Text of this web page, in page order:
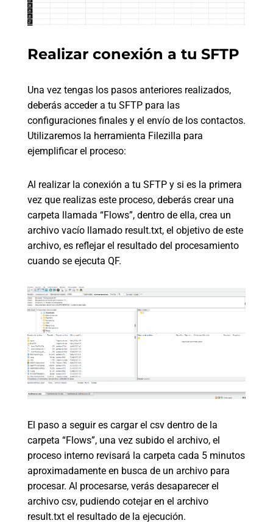
Realizar conexión a tu SFTP
Una vez tengas los pasos anteriores realizados,
deberás acceder a tu SFTP para las
configuraciones finales y el envío de los contactos.
Utilizaremos la herramienta Filezilla para
ejemplificar el proceso:
Al realizar la conexión a tu SFTP y si es la primera
vez que realizas este proceso, deberás crear una
carpeta llamada “Flows”, dentro de ella, crea un
archivo vacío llamado result.txt, el objetivo de este
archivo, es reflejar el resultado del procesamiento
cuando se ejecuta QF.
El paso a seguir es cargar el csv dentro de la
carpeta “Flows”, una vez subido el archivo, el
proceso interno revisará la carpeta cada 5 minutos
aproximadamente en busca de un archivo para
procesar. Al procesarse, verás desaparecer el
archivo csv, pudiendo cotejar en el archivo
result.txt el resultado de la ejecución.